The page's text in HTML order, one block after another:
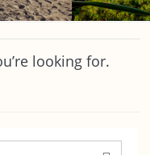
looking for.